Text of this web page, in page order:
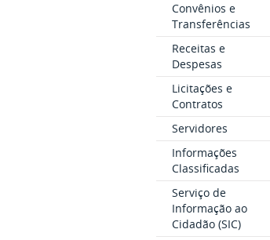
Convênios e
Transferências
Receitas e
Despesas
Licitações e
Contratos
Servidores
Informações
Classificadas
Serviço de
Informação ao
Cidadão (SIC)